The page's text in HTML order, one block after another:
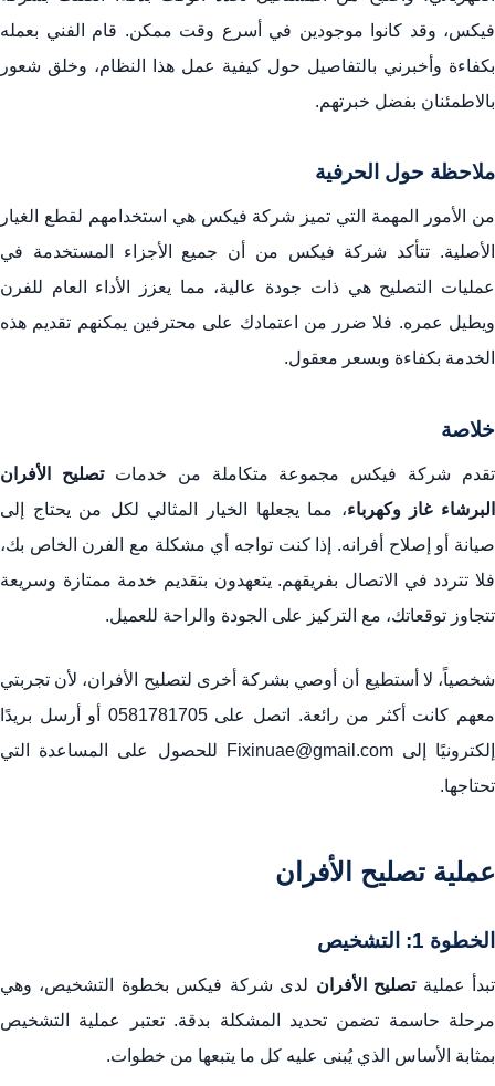
فيكس، وقد كانوا موجودين في أسرع وقت ممكن. قام الفني بعمله
بكفاءة وأخبرني بالتفاصيل حول كيفية عمل هذا النظام، وخلق شعور
بالاطمئنان بفضل خبرتهم.
ملاحظة حول الحرفية
من الأمور المهمة التي تميز شركة فيكس هي استخدامهم لقطع الغيار
الأصلية. تتأكد شركة فيكس من أن جميع الأجزاء المستخدمة في
عمليات التصليح هي ذات جودة عالية، مما يعزز الأداء العام للفرن
ويطيل عمره. فلا ضرر من اعتمادك على محترفين يمكنهم تقديم هذه
الخدمة بكفاءة وبسعر معقول.
خلاصة
تقدم شركة فيكس مجموعة متكاملة من خدماتتصليح الأفران
البرشاء غاز وكهرباء، مما يجعلها الخيار المثالي لكل من يحتاج إلى
صيانة أو إصلاح أفرانه. إذا كنت تواجه أي مشكلة مع الفرن الخاص بك،
فلا تتردد في الاتصال بفريقهم. يتعهدون بتقديم خدمة ممتازة وسريعة
تتجاوز توقعاتك، مع التركيز على الجودة والراحة للعميل.
شخصياً، لا أستطيع أن أوصي بشركة أخرى لتصليح الأفران، لأن تجربتي
معهم كانت أكثر من رائعة. اتصل على 0581781705 أو أرسل بريدًا
إلكترونيًا إلى Fixinuae@gmail.com للحصول على المساعدة التي
تحتاجها.
عملية تصليح الأفران
الخطوة 1: التشخيص
تبدأ عمليةتصليح الأفران لدى شركة فيكس بخطوة التشخيص، وهي
مرحلة حاسمة تضمن تحديد المشكلة بدقة. تعتبر عملية التشخيص
بمثابة الأساس الذي يُبنى عليه كل ما يتبعها من خطوات.